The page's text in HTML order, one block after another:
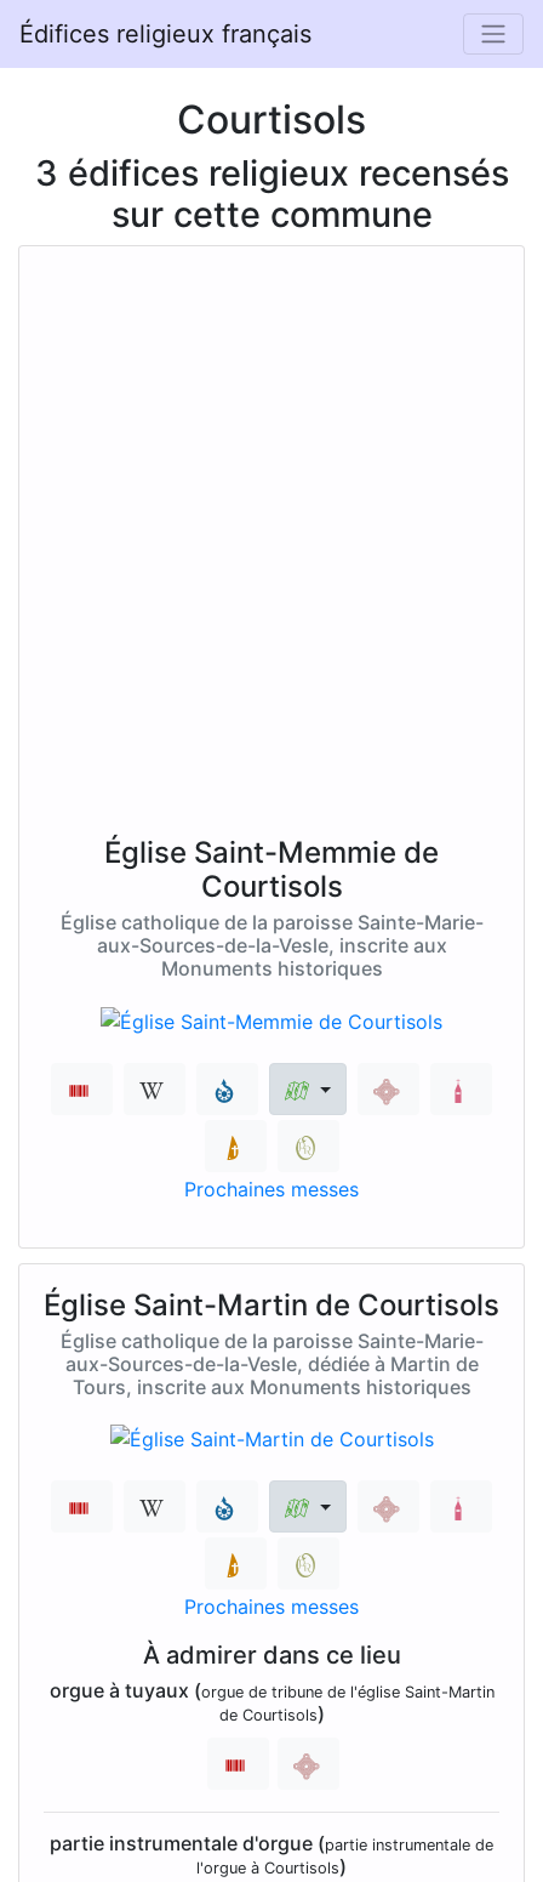
Édifices religieux français
Courtisols
3 édifices religieux recensés
sur cette commune
Église Saint-Memmie de
Courtisols
Église catholique de la paroisse Sainte-Marie-
aux-Sources-de-la-Vesle, inscrite aux
Monuments historiques
Prochaines messes
Église Saint-Martin de Courtisols
Église catholique de la paroisse Sainte-Marie-
aux-Sources-de-la-Vesle, dédiée à Martin de
Tours, inscrite aux Monuments historiques
Prochaines messes
À admirer dans ce lieu
orgue à tuyaux (orgue de tribune de l'église Saint-Martin
de Courtisols)
partie instrumentale d'orgue (partie instrumentale de
l'orgue à Courtisols)